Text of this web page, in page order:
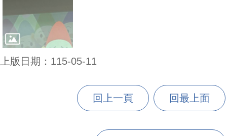
上版日期：115-05-11
回上一頁 回最上面